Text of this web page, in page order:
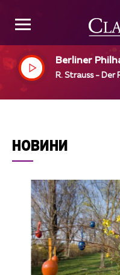
Berliner
R. Strauss -
НОВИНИ